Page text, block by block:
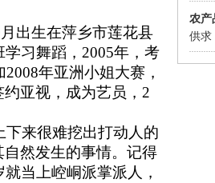
农产
供求
月 出生在萍乡市莲花县
习舞蹈， 2005年，考
2008年亚洲小姐大赛，
亚视，成为艺员， 2
来很难挖出打动人的
然发生的事情。记得
就当上崆峒派掌派人，